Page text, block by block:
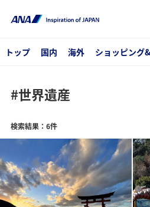
トップ 国内 海外 ショッピング
#世界遺産
検索結果：6件